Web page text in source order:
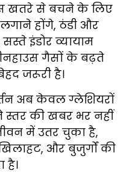
खतरे से बचने के लिए
लगाने होंगे, ठंडी और
इंडोर व्यायाम
गैसों के बढ़ते
जरूरी है।
अब केवल ग्लेशियरों
की खबर भर नहीं
में उतर चुका है,
और बुजुर्गों की
है।